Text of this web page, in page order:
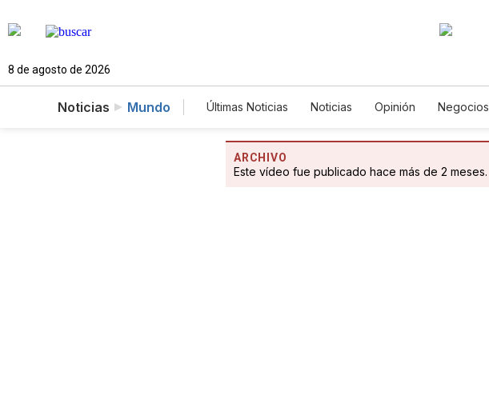
8 de agosto de 2026
Noticias Mundo Últimas Noticias Noticias Opinión Negocios
ARCHIVO
Este vídeo fue publicado hace más de 2 meses.